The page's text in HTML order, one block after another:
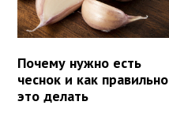
Почему нужно есть
чеснок и как правильно
это делать